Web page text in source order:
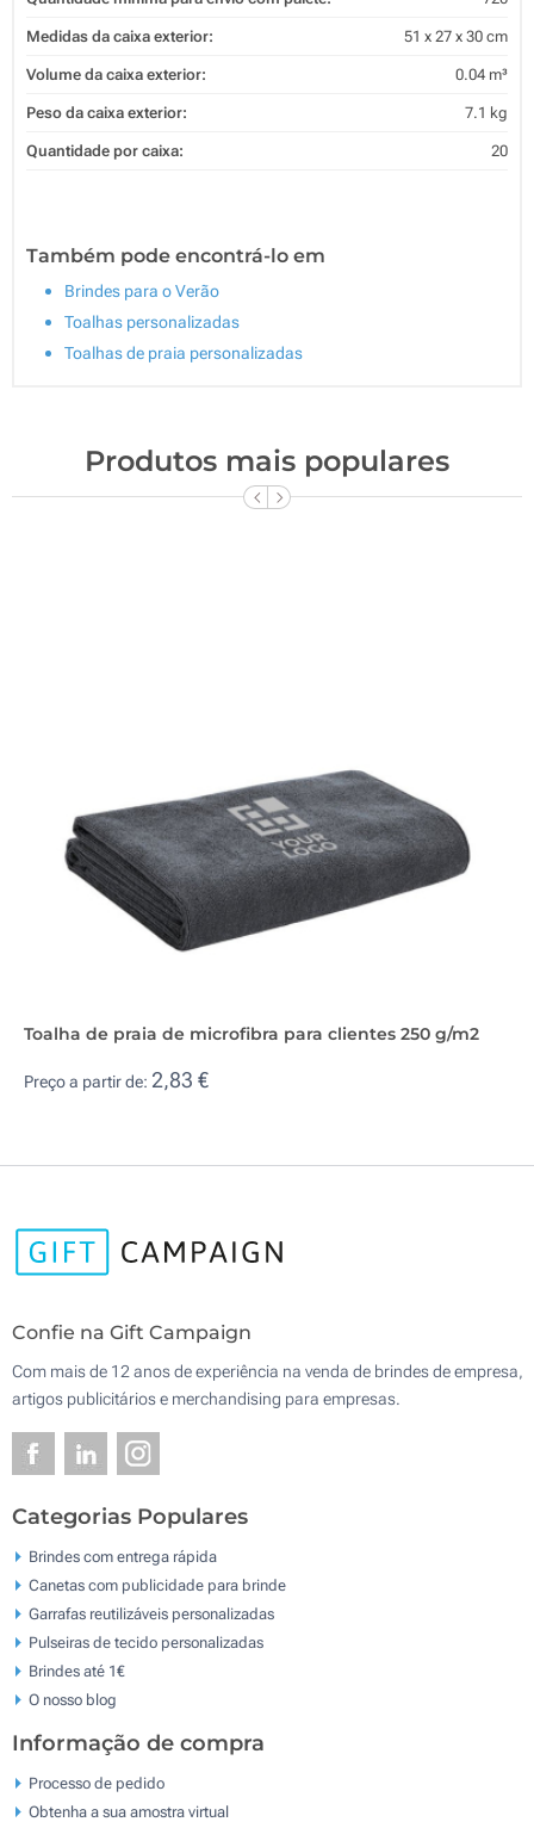
Medidas da caixa exterior: 51 x 27 x 30 cm
Volume da caixa exterior: 0.04 m³
Peso da caixa exterior: 7.1 kg
Quantidade por caixa: 20
Também pode encontrá-lo em
Brindes para o Verão
Toalhas personalizadas
Toalhas de praia personalizadas
Produtos mais populares
Toalha de praia de microfibra para clientes 250 g/m2
Preço a partir de: 2,83 €
Confie na Gift Campaign
Com mais de 12 anos de experiência na venda de brindes de empresa,
artigos publicitários e merchandising para empresas.
Categorias Populares
Brindes com entrega rápida
Canetas com publicidade para brinde
Garrafas reutilizáveis personalizadas
Pulseiras de tecido personalizadas
Brindes até 1€
O nosso blog
Informação de compra
Processo de pedido
Obtenha a sua amostra virtual